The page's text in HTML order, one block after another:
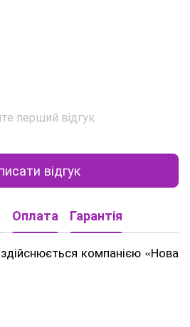
перший відгук
відгук
Оплата Гарантія
компанією «Нова